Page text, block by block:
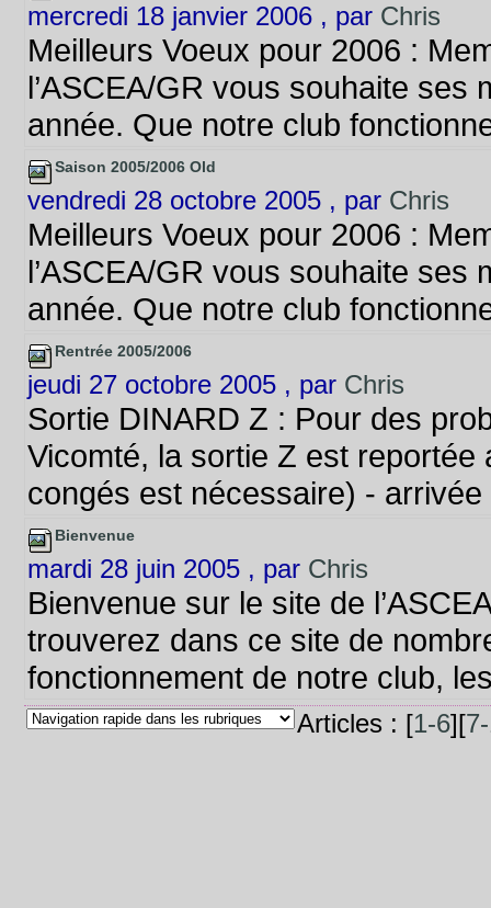
mercredi 18 janvier 2006 , par Chris
Meilleurs Voeux pour 2006 :
l’ASCEA/GR vous souhaite
année. Que notre club
Saison 2005/2006 Old
vendredi 28 octobre 2005 , par Chris
Meilleurs Voeux pour 2006 :
l’ASCEA/GR vous souhaite
année. Que notre club
Rentrée 2005/2006
jeudi 27 octobre 2005 , par Chris
Sortie DINARD Z : Pour des
Vicomté, la sortie Z est
congés est nécessaire) -
Bienvenue
mardi 28 juin 2005 , par Chris
Bienvenue sur le site de
trouverez dans ce site de
fonctionnement de notre club,
Articles : [1-6][